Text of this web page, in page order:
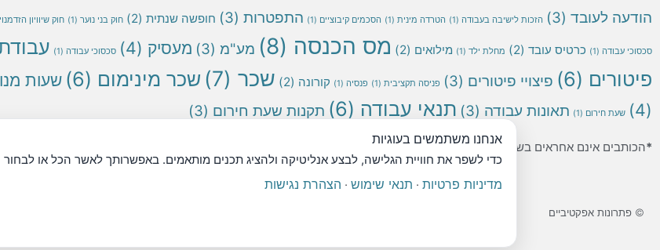
הודעה לעובד (3) הזכות לישיבה בעבודה (1) הטרדה מינית (1) הסכמים קיבוציים (1) התפטרות (3) חופשה שנתית (2) חוק בני נוער (1) חוק שיוויון
סכסוכי עבודה (1) כרטיס עובד (2) מחלת ילד (1) מילואים (2) מס הכנסה (8) מע"מ (3) מעסיק (4) סכסוכי עבודה (1)
פיטורים (6) פיצויי פיטורים (3) פניסה תקציבית (1) פנסיה (1) קורונה (2) שכר (7) שכר מינימום (6) שעות
(4)
שעת חירום (1) תאונות עבודה (3) תנאי עבודה (6) תקנות שעת חירום (3)
*הכותבים אינם אחראים בשום מקרה לשימוש שנעשה במידע המצוי באתר יש לראות את המידע המופיע באתר כהמלצה וכמידע עזר
© פתרונות אפקטיביים
אנחנו משתמשים בעוגיות
כדי לשפר את חוויית הגלישה, לבצע אנליטיקה ולהציג תכנים מותאמים. באפשרותך לאשר הכל או
מדיניות פרטיות · תנאי שימוש · הצהרת נגישות